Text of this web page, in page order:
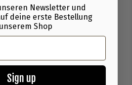
Newsletter und
deine erste Bestellung
Shop
Sign up